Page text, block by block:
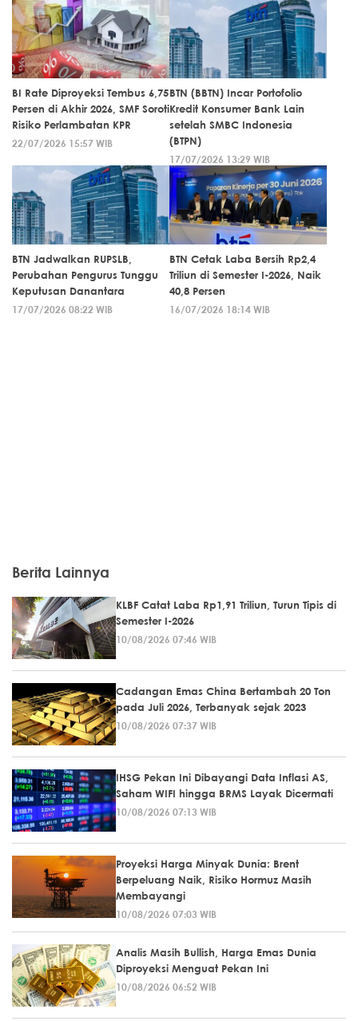
BI Rate Diproyeksi Tembus 6,75
Persen di Akhir 2026, SMF Soroti
Risiko Perlambatan KPR
22/07/2026 15:57 WIB
BTN (BBTN) Incar Portofolio
Kredit Konsumer Bank Lain
setelah SMBC Indonesia
(BTPN)
17/07/2026 13:29 WIB
BTN Jadwalkan RUPSLB,
Perubahan Pengurus Tunggu
Keputusan Danantara
17/07/2026 08:22 WIB
BTN Cetak Laba Bersih Rp2,4
Triliun di Semester I-2026, Naik
40,8 Persen
16/07/2026 18:14 WIB
Berita Lainnya
KLBF Catat Laba Rp1,91 Triliun, Turun Tipis di
Semester I-2026
10/08/2026 07:46 WIB
Cadangan Emas China Bertambah 20 Ton
pada Juli 2026, Terbanyak sejak 2023
10/08/2026 07:37 WIB
IHSG Pekan Ini Dibayangi Data Inflasi AS,
Saham WIFI hingga BRMS Layak Dicermati
10/08/2026 07:13 WIB
Proyeksi Harga Minyak Dunia: Brent
Berpeluang Naik, Risiko Hormuz Masih
Membayangi
10/08/2026 07:03 WIB
Analis Masih Bullish, Harga Emas Dunia
Diproyeksi Menguat Pekan Ini
10/08/2026 06:52 WIB